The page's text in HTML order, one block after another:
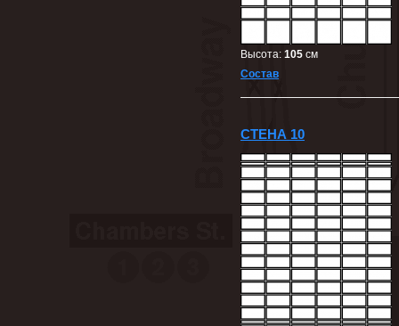
Высота: 105 cм
Состав
СТЕНА 10